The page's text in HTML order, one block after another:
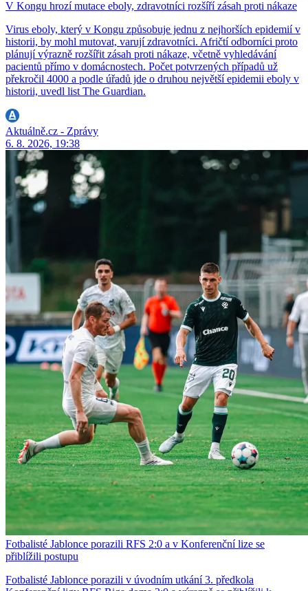
V Kongu hrozí mutace eboly, zdravotníci rozšíří zásah proti nákaze
Virus eboly, který v Kongu způsobuje jednu z nejhorších epidemií v
historii, by mohl mutovat, varují zdravotníci. Afričtí odborníci proto
plánují výrazně rozšířit zásah proti nákaze, včetně vyhledávání
pacientů přímo v domácnostech. Počet potvrzených případů už
překročil 4000 a podle úřadů jde o druhou největší epidemii eboly v
historii, uvedl list The Guardian.
Aktuálně.cz - Zprávy
6. 8. 2026, 19:38
Fotbalisté Jablonce porazili RFS 2:0 a v Konferenční lize se
přiblížili postupu
Fotbalisté Jablonce porazili v úvodním utkání 3. předkola